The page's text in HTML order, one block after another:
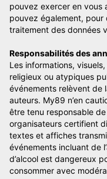
pouvez exercer en vous
pouvez également, pour
traitement des données
Responsabilités des
Les informations,
religieux ou atypiques
événements relèvent de
auteurs. My89 n’en
être tenu responsable
organisateurs certifient
textes et affiches
événements incluant de
d’alcool est dangereux
consommer avec